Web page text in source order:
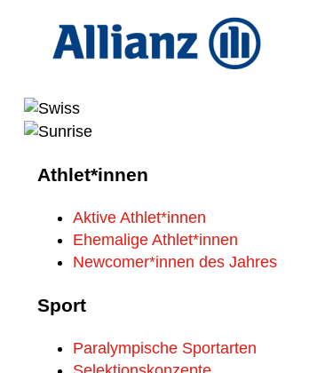
Athlet*innen
Aktive Athlet*innen
Ehemalige Athlet*innen
Newcomer*innen des Jahres
Sport
Paralympische Sportarten